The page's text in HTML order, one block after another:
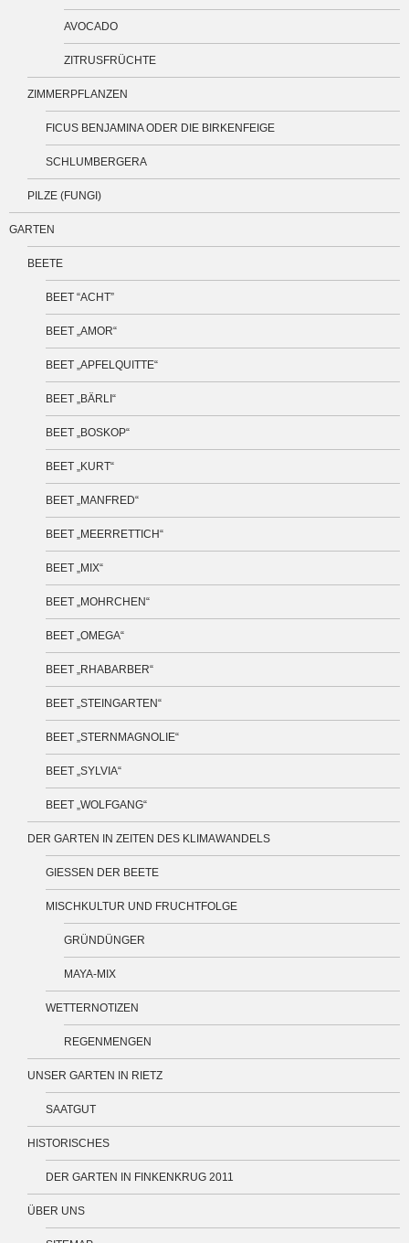
AVOCADO
ZITRUSFRÜCHTE
ZIMMERPFLANZEN
FICUS BENJAMINA ODER DIE BIRKENFEIGE
SCHLUMBERGERA
PILZE (FUNGI)
GARTEN
BEETE
BEET “ACHT”
BEET „AMOR“
BEET „APFELQUITTE“
BEET „BÄRLI“
BEET „BOSKOP“
BEET „KURT“
BEET „MANFRED“
BEET „MEERRETTICH“
BEET „MIX“
BEET „MOHRCHEN“
BEET „OMEGA“
BEET „RHABARBER“
BEET „STEINGARTEN“
BEET „STERNMAGNOLIE“
BEET „SYLVIA“
BEET „WOLFGANG“
DER GARTEN IN ZEITEN DES KLIMAWANDELS
GIESSEN DER BEETE
MISCHKULTUR UND FRUCHTFOLGE
GRÜNDÜNGER
MAYA-MIX
WETTERNOTIZEN
REGENMENGEN
UNSER GARTEN IN RIETZ
SAATGUT
HISTORISCHES
DER GARTEN IN FINKENKRUG 2011
ÜBER UNS